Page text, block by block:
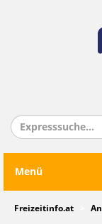
Menü
Freizeitinfo.at